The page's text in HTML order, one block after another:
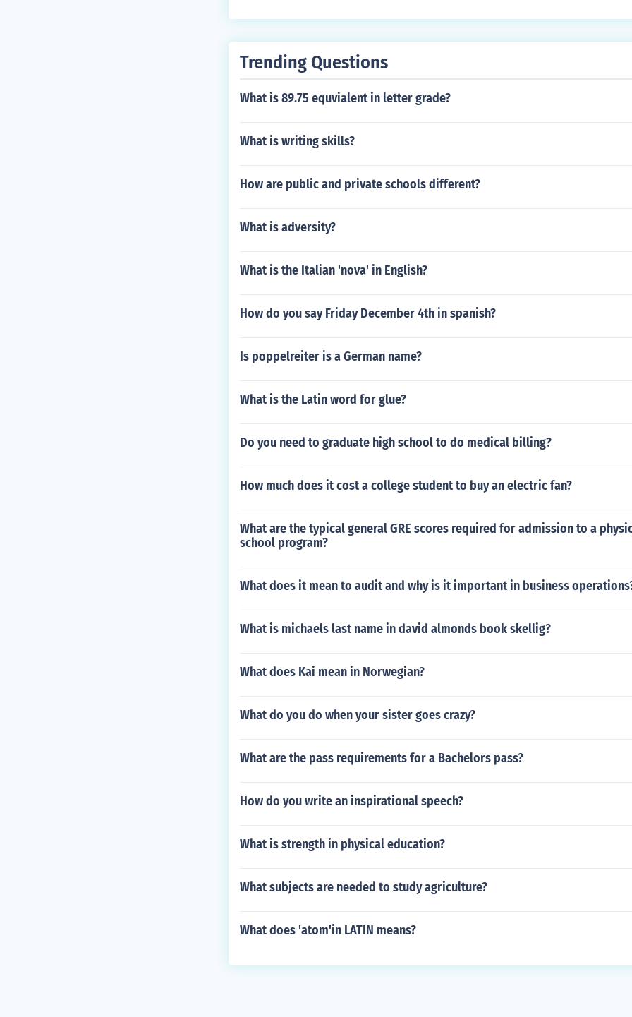
on ng pag-uulit para sa iba't ibang layunin, gaya ng pagpapalakas ng
Trending Questions
What is 89.75 equvialent in letter grade?
What is writing skills?
How are public and private schools different?
What is adversity?
What is the Italian 'nova' in English?
How do you say Friday December 4th in spanish?
Is poppelreiter is a German name?
What is the Latin word for glue?
Do you need to graduate high school to do medical billing?
How much does it cost a college student to buy an electric fan?
What are the typical general GRE scores required for admission to a
school program?
What does it mean to audit and why is it important in business
What is michaels last name in david almonds book skellig?
What does Kai mean in Norwegian?
What do you do when your sister goes crazy?
What are the pass requirements for a Bachelors pass?
How do you write an inspirational speech?
What is strength in physical education?
What subjects are needed to study agriculture?
What does 'atom'in LATIN means?